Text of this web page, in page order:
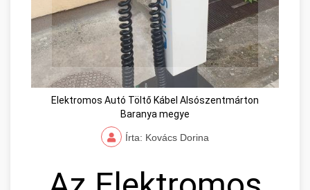
Elektromos Autó Töltő Kábel Alsószentmárton
Baranya megye
Írta: Kovács Dorina